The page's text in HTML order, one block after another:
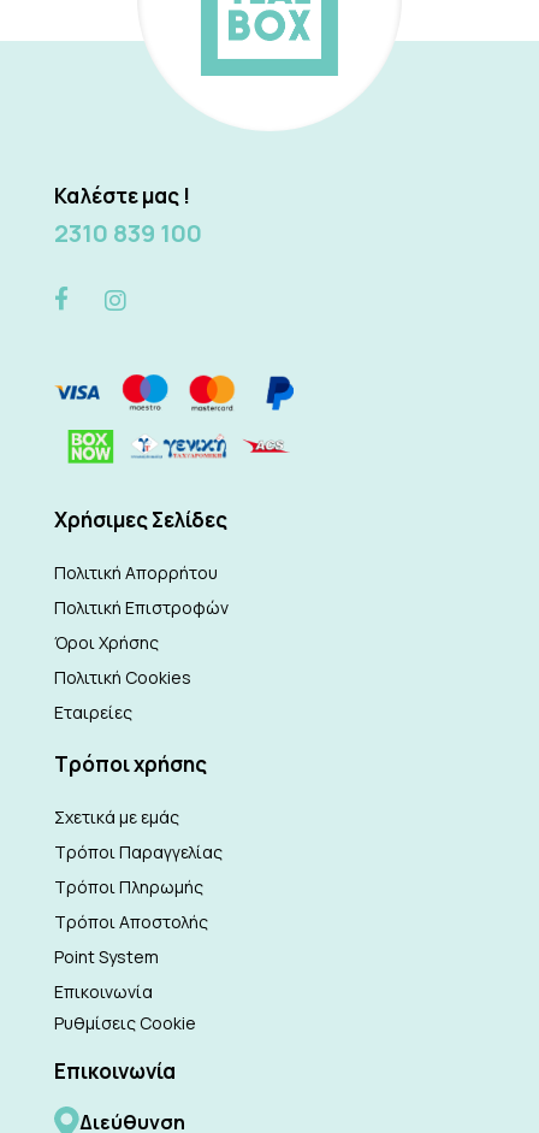
Καλέστε μας !
2310 839 100
Xρήσιμες Σελίδες
Πολιτική Απορρήτου
Πολιτική Επιστροφών
Όροι Χρήσης
Πολιτική Cookies
Εταιρείες
Τρόποι χρήσης
Σχετικά με εμάς
Τρόποι Παραγγελίας
Τρόποι Πληρωμής
Τρόποι Αποστολής
Point System
Επικοινωνία
Ρυθμίσεις Cookie
Επικοινωνία
Διεύθυνση